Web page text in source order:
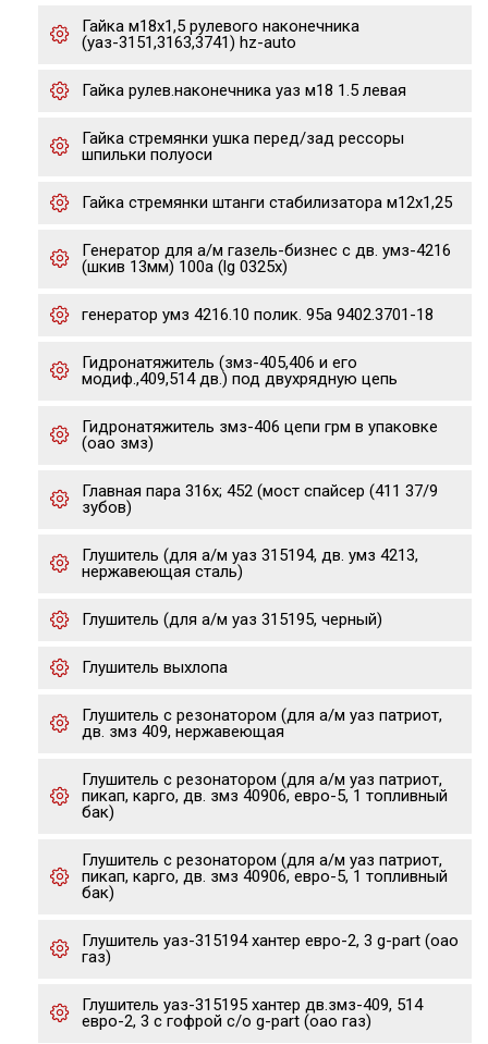
Гайка м18х1,5 рулевого наконечника
(уаз-3151,3163,3741) hz-auto
Гайка рулев.наконечника уаз м18 1.5 левая
Гайка стремянки ушка перед/зад рессоры
шпильки полуоси
Гайка стремянки штанги стабилизатора м12х1,25
Генератор для а/м газель-бизнес с дв. умз-4216
(шкив 13мм) 100a (lg 0325x)
генератор умз 4216.10 полик. 95а 9402.3701-18
Гидронатяжитель (змз-405,406 и его
модиф.,409,514 дв.) под двухрядную цепь
Гидронатяжитель змз-406 цепи грм в упаковке
(оао змз)
Главная пара 316х; 452 (мост спайсер (411 37/9
зубов)
Глушитель (для а/м уаз 315194, дв. умз 4213,
нержавеющая сталь)
Глушитель (для а/м уаз 315195, черный)
Глушитель выхлопа
Глушитель с резонатором (для а/м уаз патриот,
дв. змз 409, нержавеющая
Глушитель с резонатором (для а/м уаз патриот,
пикап, карго, дв. змз 40906, евро-5, 1 топливный
бак)
Глушитель с резонатором (для а/м уаз патриот,
пикап, карго, дв. змз 40906, евро-5, 1 топливный
бак)
Глушитель уаз-315194 хантер евро-2, 3 g-part (оао
газ)
Глушитель уаз-315195 хантер дв.змз-409, 514
евро-2, 3 с гофрой с/о g-part (оао газ)